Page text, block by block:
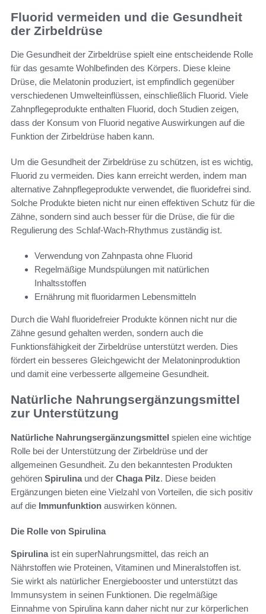
Fluorid vermeiden und die Gesundheit
der Zirbeldrüse
Die Gesundheit der Zirbeldrüse spielt eine entscheidende Rolle
für das gesamte Wohlbefinden des Körpers. Diese kleine
Drüse, die Melatonin produziert, ist empfindlich gegenüber
verschiedenen Umwelteinflüssen, einschließlich Fluorid. Viele
Zahnpflegeprodukte enthalten Fluorid, doch Studien zeigen,
dass der Konsum von Fluorid negative Auswirkungen auf die
Funktion der Zirbeldrüse haben kann.
Um die Gesundheit der Zirbeldrüse zu schützen, ist es wichtig,
Fluorid zu vermeiden. Dies kann erreicht werden, indem man
alternative Zahnpflegeprodukte verwendet, die fluoridefrei sind.
Solche Produkte bieten nicht nur einen effektiven Schutz für die
Zähne, sondern sind auch besser für die Drüse, die für die
Regulierung des Schlaf-Wach-Rhythmus zuständig ist.
Verwendung von Zahnpasta ohne Fluorid
Regelmäßige Mundspülungen mit natürlichen
Inhaltsstoffen
Ernährung mit fluoridarmen Lebensmitteln
Durch die Wahl fluoridefreier Produkte können nicht nur die
Zähne gesund gehalten werden, sondern auch die
Funktionsfähigkeit der Zirbeldrüse unterstützt werden. Dies
fördert ein besseres Gleichgewicht der Melatoninproduktion
und damit eine verbesserte allgemeine Gesundheit.
Natürliche Nahrungsergänzungsmittel
zur Unterstützung
Natürliche Nahrungsergänzungsmittel spielen eine wichtige
Rolle bei der Unterstützung der Zirbeldrüse und der
allgemeinen Gesundheit. Zu den bekanntesten Produkten
gehören Spirulinaund der Chaga Pilz. Diese beiden
Ergänzungen bieten eine Vielzahl von Vorteilen, die sich positiv
auf die Immunfunktion auswirken können.
Die Rolle von Spirulina
Spirulinaist ein superNahrungsmittel, das reich an
Nährstoffen wie Proteinen, Vitaminen und Mineralstoffen ist.
Sie wirkt als natürlicher Energiebooster und unterstützt das
Immunsystem in seinen Funktionen. Die regelmäßige
Einnahme von Spirulina kann daher nicht nur zur körperlichen